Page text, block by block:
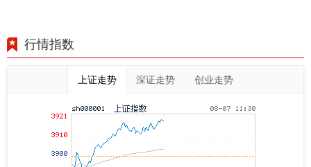
行情指数
上证走势 深证走势 创业走势